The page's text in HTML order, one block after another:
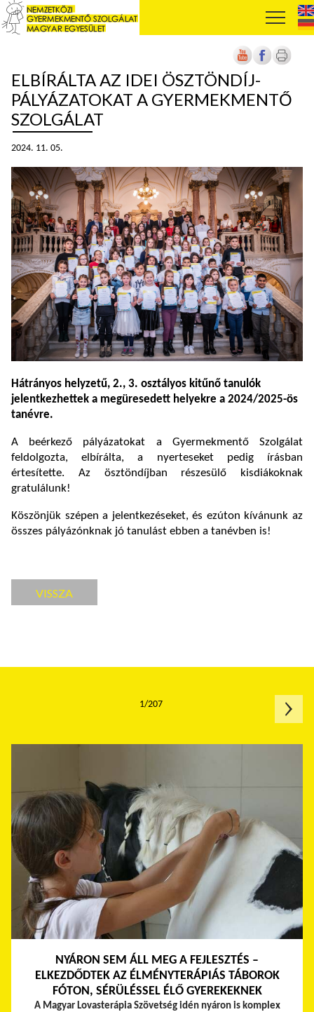
ELBÍRÁLTA AZ IDEI ÖSZTÖNDÍJ-
PÁLYÁZATOKAT A GYERMEKMENTŐ
SZOLGÁLAT
2024. 11. 05.
Hátrányos helyzetű, 2., 3. osztályos kitűnő tanulók
jelentkezhettek a megüresedett helyekre a 2024/2025-ös
tanévre.
A beérkező pályázatokat a Gyermekmentő Szolgálat
feldolgozta, elbírálta, a nyerteseket pedig írásban
értesítette. Az ösztöndíjban részesülő kisdiákoknak
gratulálunk!
Köszönjük szépen a jelentkezéseket, és ezúton kívánunk az
összes pályázónknak jó tanulást ebben a tanévben is!
VISSZA
NYÁRON SEM ÁLL MEG A FEJLESZTÉS –
ELKEZDŐDTEK AZ ÉLMÉNYTERÁPIÁS TÁBOROK
FÓTON, SÉRÜLÉSSEL ÉLŐ GYEREKEKNEK
A Magyar Lovasterápia Szövetség idén nyáron is komplex
1/207